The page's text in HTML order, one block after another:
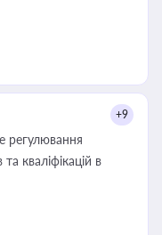
+9
регулювання
кваліфікацій в